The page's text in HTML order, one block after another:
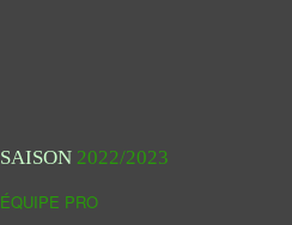
SAISON 2022/2023
ÉQUIPE PRO